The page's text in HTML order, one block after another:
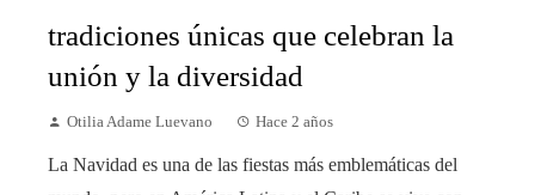
tradiciones únicas que celebran la
unión y la diversidad
Otilia Adame Luevano Hace 2 años
La Navidad es una de las fiestas más emblemáticas del